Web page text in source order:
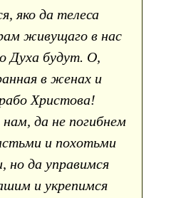
яко да телеса
живущаго в нас
Духа будут. О,
в женах и
Христова!
да не погибнем
и похотьми
но да управимся
и укрепимся